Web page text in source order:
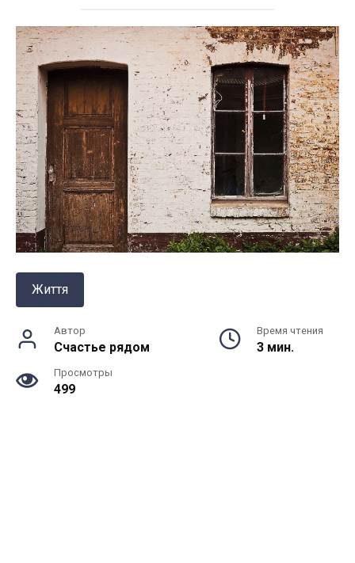
Життя
Автор
Счастье рядом
Время чтения
3 мин.
Просмотры
499